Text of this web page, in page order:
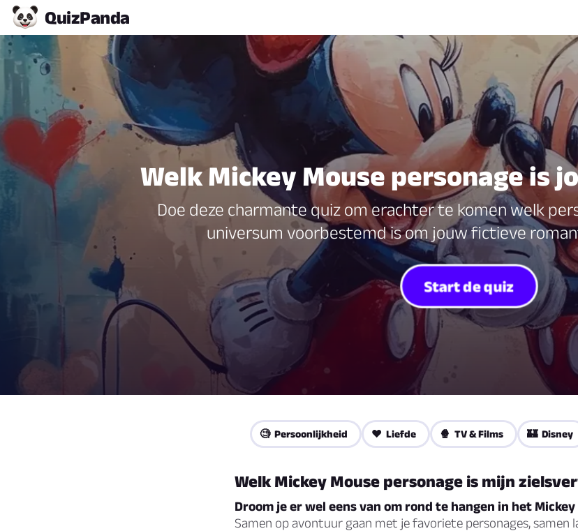
QuizPanda
Welk Mickey Mouse personage is
Doe deze charmante quiz om erachter te komen welk
universum voorbestemd is om jouw fictieve
Start de quiz
🧐 Persoonlijkheid ❤️ Liefde 🍿 TV & Films 🏰 Disney
Welk Mickey Mouse personage is mijn
Droom je er wel eens van om rond te hangen in het
Samen op avontuur gaan met je favoriete personages, samen